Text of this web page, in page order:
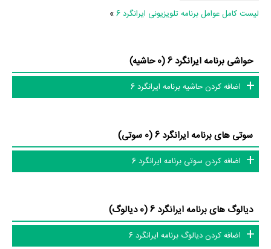
کامل و کامل‌تر کنیم.
لیست کامل عوامل برنامه تلویزیونی ایرانگرد 6 »
حواشی برنامه ایرانگرد 6 (0 حاشیه)
اضافه کردن حاشیه برنامه ایرانگرد 6
سوتی های برنامه ایرانگرد 6 (0 سوتی)
اضافه کردن سوتی برنامه ایرانگرد 6
دیالوگ های برنامه ایرانگرد 6 (0 دیالوگ)
اضافه کردن دیالوگ برنامه ایرانگرد 6